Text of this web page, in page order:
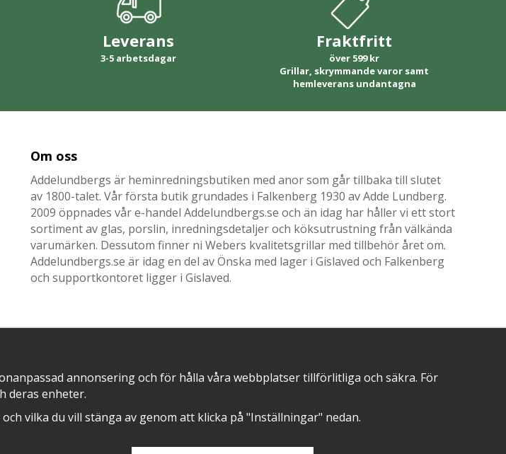
Leverans
3-5 arbetsdagar
Fraktfritt
över 599 kr
Grillar, skrymmande varor samt
hemleverans undantagna
Om oss
Addelundbergs är heminredningsbutiken med anor som går tillbaka till slutet
av 1800-talet. Vår första butik grundades i Falkenberg 1930 av Adde Lundberg.
2009 öppnades vår e-handel Addelundbergs.se och än idag har håller vi ett stort
sortiment av glas, porslin, inredningsdetaljer och köksutrustning från välkända
varumärken. Dessutom finner ni Webers kvalitetsgrillar med tillbehör året om.
Addelundbergs.se är idag en del av Önska med lager i Gislaved och Falkenberg
och supportkontoret ligger i Gislaved.
POSITIVA OMDÖMEN PÅ
annonsering och för hålla våra webbplatser tillförlitliga och säkra. För
deras enheter.
vilka du vill stänga av genom att klicka på "Inställningar" nedan.